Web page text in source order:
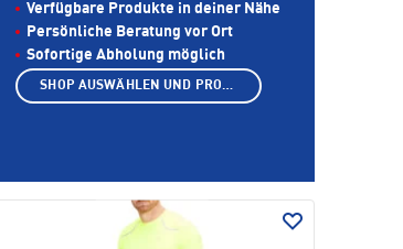
Verfügbare Produkte in deiner Nähe
Persönliche Beratung vor Ort
Sofortige Abholung möglich
SHOP AUSWÄHLEN UND PRODUKTE ANZEIGEN